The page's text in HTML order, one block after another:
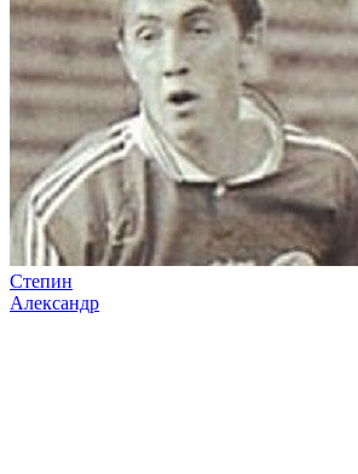
Степин
Александр